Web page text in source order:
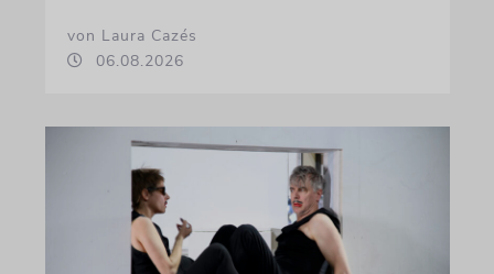
von Laura Cazés
06.08.2026